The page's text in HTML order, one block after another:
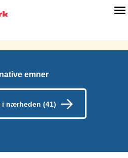
emner
i nærheden (41)